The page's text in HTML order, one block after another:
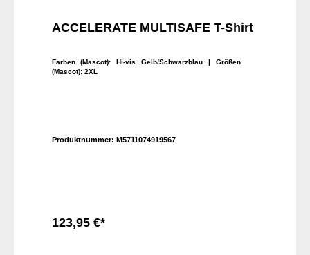
ACCELERATE MULTISAFE T-Shirt
Farben (Mascot): Hi-vis Gelb/Schwarzblau | Größen
(Mascot): 2XL
Produktnummer: M5711074919567
123,95 €*